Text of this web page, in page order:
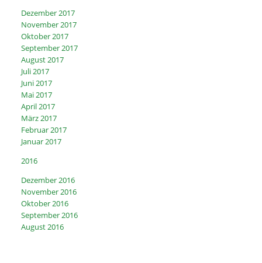
Dezember 2017
November 2017
Oktober 2017
September 2017
August 2017
Juli 2017
Juni 2017
Mai 2017
April 2017
März 2017
Februar 2017
Januar 2017
2016
Dezember 2016
November 2016
Oktober 2016
September 2016
August 2016